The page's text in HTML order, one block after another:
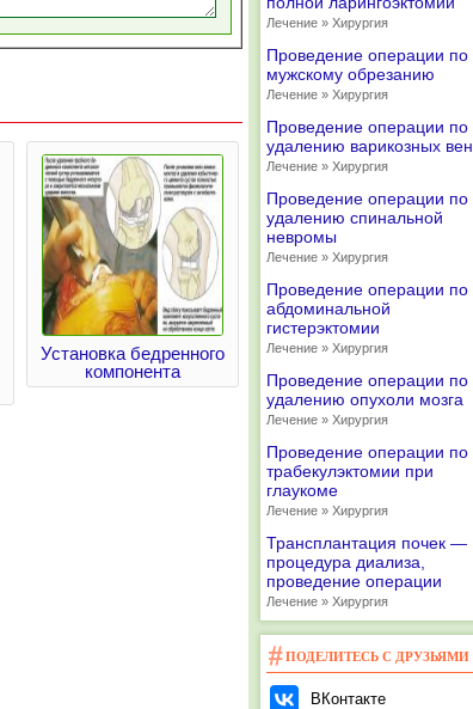
Установка бедренного
компонента
Лечение » Хирургия
Проведение операции по
мужскому обрезанию
Лечение » Хирургия
Проведение операции по
удалению варикозных вен
Лечение » Хирургия
Проведение операции по
удалению спинальной
невромы
Лечение » Хирургия
Проведение операции по
абдоминальной
гистерэктомии
Лечение » Хирургия
Проведение операции по
удалению опухоли мозга
Лечение » Хирургия
Проведение операции по
трабекулэктомии при
глаукоме
Лечение » Хирургия
Трансплантация почек —
процедура диализа,
проведение операции
Лечение » Хирургия
ПОДЕЛИТЕСЬ С ДРУЗЬЯМИ
ВКонтакте